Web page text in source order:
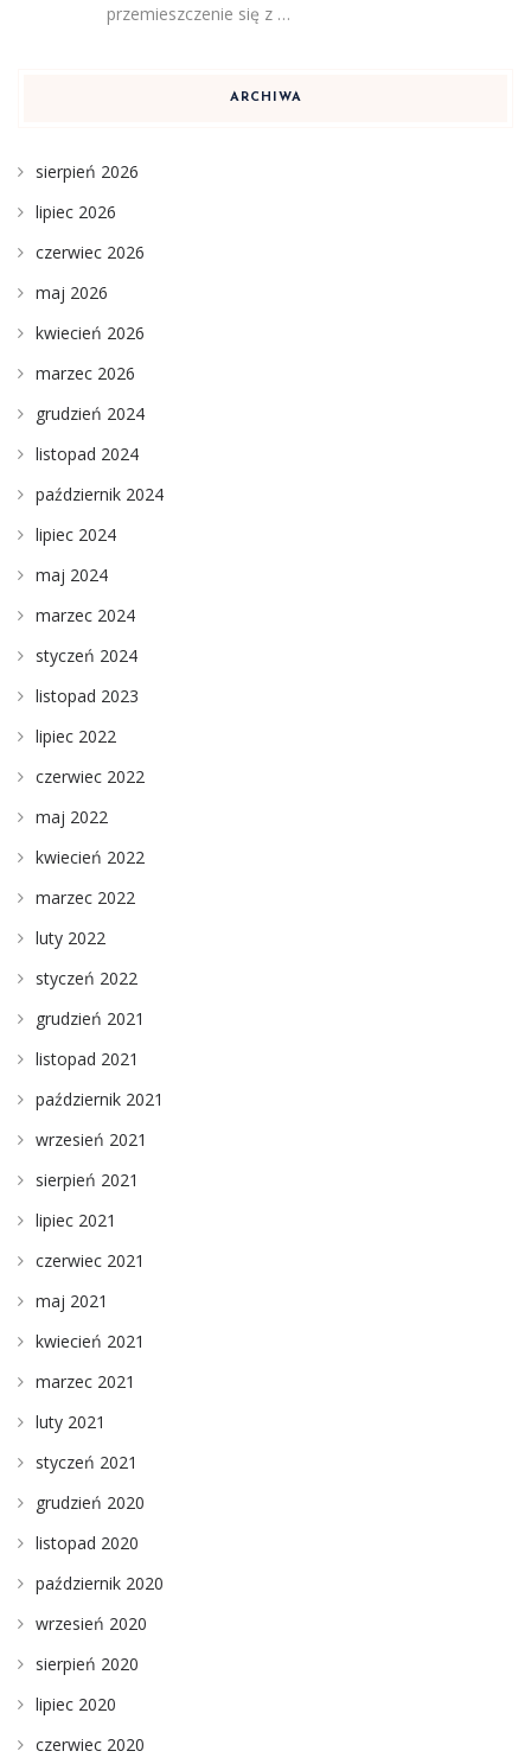
przemieszczenie się z …
ARCHIWA
sierpień 2026
lipiec 2026
czerwiec 2026
maj 2026
kwiecień 2026
marzec 2026
grudzień 2024
listopad 2024
październik 2024
lipiec 2024
maj 2024
marzec 2024
styczeń 2024
listopad 2023
lipiec 2022
czerwiec 2022
maj 2022
kwiecień 2022
marzec 2022
luty 2022
styczeń 2022
grudzień 2021
listopad 2021
październik 2021
wrzesień 2021
sierpień 2021
lipiec 2021
czerwiec 2021
maj 2021
kwiecień 2021
marzec 2021
luty 2021
styczeń 2021
grudzień 2020
listopad 2020
październik 2020
wrzesień 2020
sierpień 2020
lipiec 2020
czerwiec 2020